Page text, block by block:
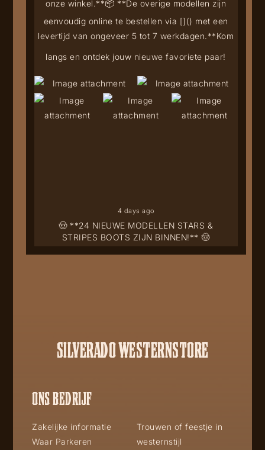
🤠 **24 NIEUWE MODELLEN STARS &
STRIPES BOOTS ZIJN BINNEN!** 🤠
onze winkel.**📦 **De overige modellen zijn
eenvoudig online te bestellen via []() met een
levertijd van ongeveer 5 tot 7 werkdagen.**Kom
langs en ontdek jouw nieuwe favoriete paar!
4 days ago
SILVERADO WESTERNSTORE
ONS BEDRIJF
Zakelijke informatie
Waar Parkeren
Trouwen of feestje in
westernstijl